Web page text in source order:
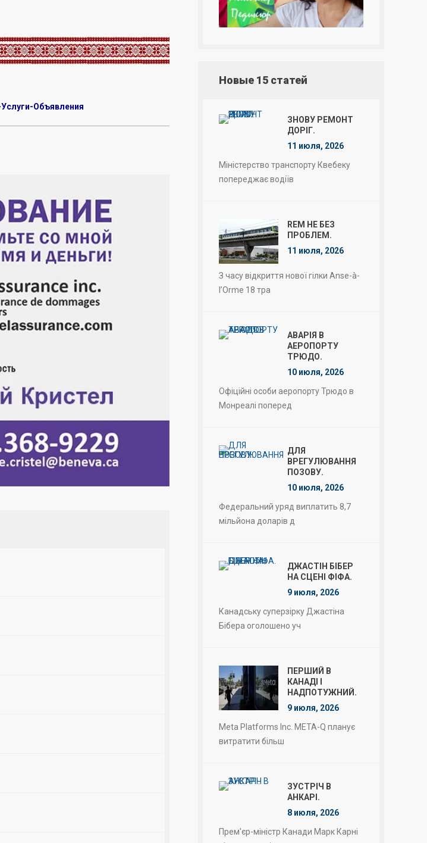
Объявления
Новые 15 статей
ЗНОВУ РЕМОНТ
ДОРІГ.
11 июля, 2026
Міністерство транспорту Квебеку
попереджає водіїв
REM НЕ БЕЗ
ПРОБЛЕМ.
11 июля, 2026
З часу відкриття нової гілки Anse-à-
l’Orme 18 тра
АВАРІЯ В
АЕРОПОРТУ
ТРЮДО.
10 июля, 2026
Офіційні особи аеропорту Трюдо в
Монреалі поперед
ДЛЯ
ВРЕГУЛЮВАННЯ
ПОЗОВУ.
10 июля, 2026
Федеральний уряд виплатить 8,7
мільйона доларів д
ДЖАСТІН БІБЕР
НА СЦЕНІ ФІФА.
9 июля, 2026
Канадську суперзірку Джастіна
Бібера оголошено уч
ПЕРШИЙ В
КАНАДІ І
НАДПОТУЖНИЙ.
9 июля, 2026
Meta Platforms Inc. META-Q планує
витратити більш
ЗУСТРІЧ В
АНКАРІ.
8 июля, 2026
Прем'єр-міністр Канади Марк Карні